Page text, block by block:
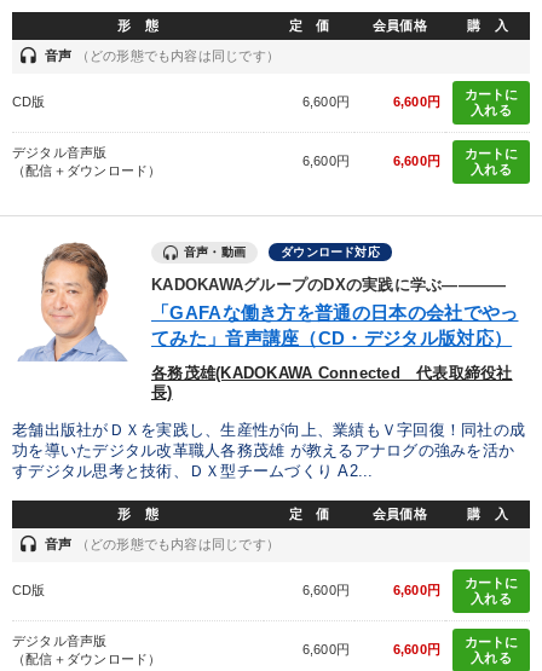
形 態 定 価 会員価格 購 入
headset 音声 （どの形態でも内容は同じです）
CD版 6,600円 6,600円
カートに
入れる
デジタル音声版
（配信＋ダウンロード）
6,600円 6,600円
カートに
入れる
音声・動画 ダウンロード対応
KADOKAWAグループのDXの実践に学ぶ――――
「GAFAな働き方を普通の日本の会社でやっ
てみた」音声講座（CD・デジタル版対応）
各務茂雄(KADOKAWA Connected 代表取締役社
長)
老舗出版社がＤＸを実践し、生産性が向上、業績もＶ字回復！同社の成
功を導いたデジタル改革職人各務茂雄 が教えるアナログの強みを活か
すデジタル思考と技術、ＤＸ型チームづくり A2...
形 態 定 価 会員価格 購 入
headset 音声 （どの形態でも内容は同じです）
CD版 6,600円 6,600円
カートに
入れる
デジタル音声版
（配信＋ダウンロード）
6,600円 6,600円
カートに
入れる